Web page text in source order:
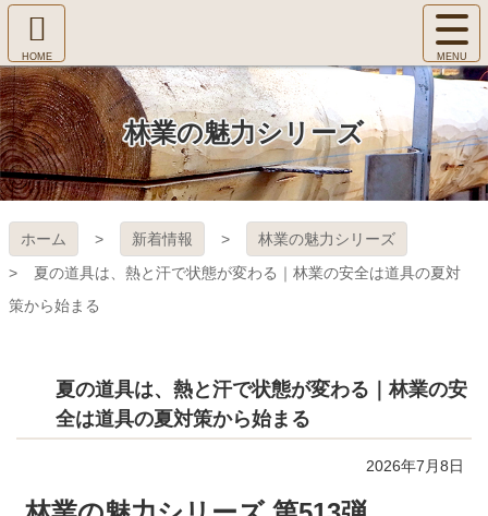
コ
テ
ン
ツ
本
文
へ
ス
プ
林業の魅力シリーズ
ホーム 新着情報
林業の魅力シリーズ
夏の道具は、熱と汗で状態が変わる｜林業の安全は道具の夏対
策から始まる
夏の道具は、熱と汗で状態が変わる｜林業の安
全は道具の夏対策から始まる
2026年7月8日
㈱Ｆ
ＯＲ
ＥＳ
Ｔ Ｃ
ＯＬ
ＧＥ
ホ
ー
ム
へ
サ
イ
ト
ュ
ー
を
開